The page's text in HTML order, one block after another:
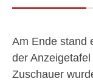
Am Ende stand
der
Zuschauer